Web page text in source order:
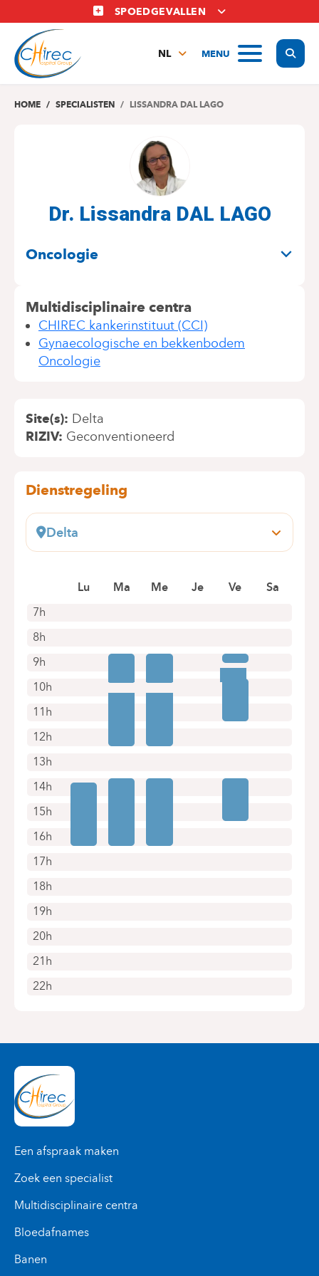
en
naar
inhoud
SPOEDGEVALLEN
MENU
NL
EN
HOME SPECIALISTEN LISSANDRA DAL LAGO
Dr. Lissandra DAL LAGO
Oncologie
Multidisciplinaire centra
CHIREC kankerinstituut (CCI)
Gynaecologische en bekkenbodem
Oncologie
Site(s) Delta
RIZIV Geconventioneerd
Dienstregeling
Delta
Boulevard du Triomphe, 201
+32 2 434 81 17
Alleen telefonische afspraken
7h
8h
9h
10h
11h
12h
13h
14h
15h
16h
17h
18h
19h
20h
21h
22h
Lu Ma Me Je Ve Sa
Een afspraak maken
Zoek een specialist
Multidisciplinaire centra
Bloedafnames
Banen